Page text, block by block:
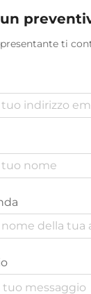
ti